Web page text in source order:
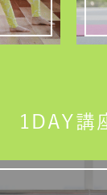
1DAY講